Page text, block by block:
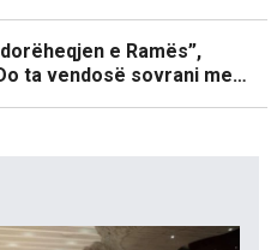
e Ramës”,
ta vendosë sovrani me…